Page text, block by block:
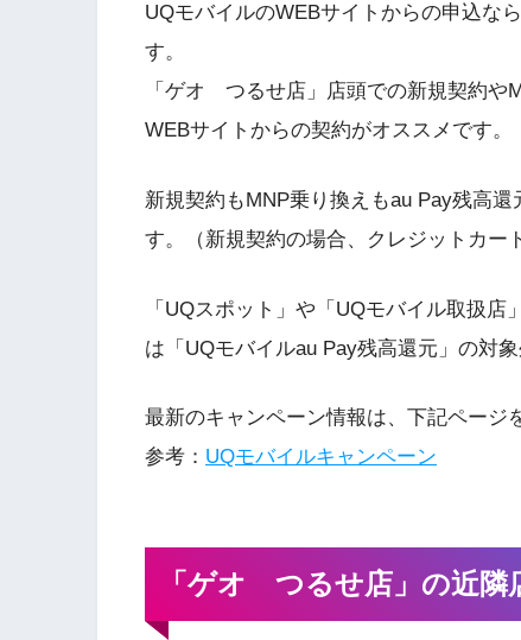
UQモバイルのWEBサイトからの申込なら
す。
「ゲオ つるせ店」店頭での新規契約や
WEBサイトからの契約がオススメです。
新規契約もMNP乗り換えもau Pay残高
す。（新規契約の場合、クレジットカー
「UQスポット」や「UQモバイル取扱
は「UQモバイルau Pay残高還元」の対
最新のキャンペーン情報は、下記ページ
参考： UQモバイルキャンペーン
「ゲオ つるせ店」の近隣